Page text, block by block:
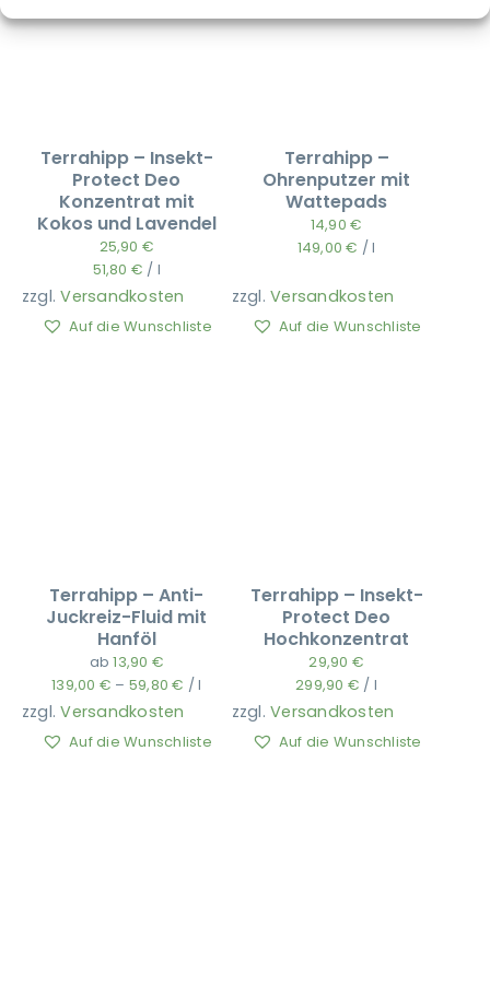
Terrahipp – Insekt-
Protect Deo
Konzentrat mit
Kokos und Lavendel
25,90 €
51,80 € / l
zzgl.Versandkosten
Auf die Wunschliste
Terrahipp –
Ohrenputzer mit
Wattepads
14,90€
149,00€ /l
zzgl.Versandkosten
Auf die Wunschliste
Terrahipp – Anti-
Juckreiz-Fluid mit
Hanföl
ab13,90 €
139,00 € – 59,80€ /l
zzgl.Versandkosten
Auf die Wunschliste
Terrahipp – Insekt-
Protect Deo
Hochkonzentrat
29,90 €
299,90 € / l
zzgl.Versandkosten
Auf die Wunschliste